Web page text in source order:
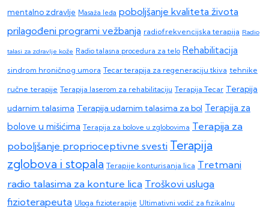
mentalno zdravlje Masaža leđa poboljšanje kvaliteta života
prilagođeni programi vežbanja radiofrekvencijska terapija Radio
talasi za zdravlje kože Radio talasna procedura za telo Rehabilitacija
sindrom hroničnog umora Tecar terapija za regeneraciju tkiva tehnike
ručne terapije Terapija laserom za rehabilitaciju Terapija Tecar Terapija
udarnim talasima Terapija udarnim talasima za bol Terapija za
bolove u mišićima Terapija za bolove u zglobovima Terapija za
poboljšanje proprioceptivne svesti Terapija
zglobova i stopala Terapije konturisanja lica Tretmani
radio talasima za konture lica Troškovi usluga
fizioterapeuta Uloga fizioterapije Ultimativni vodič za fizikalnu